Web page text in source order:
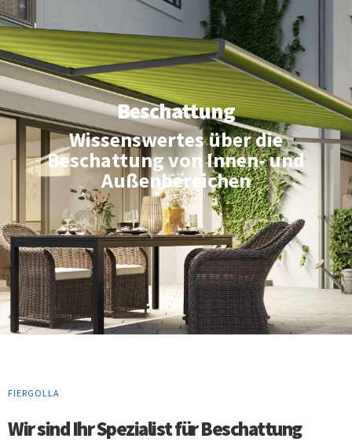
Beschattung
Wissenswertes über die
Beschattung von Innen- und
Außenbereichen
FIERGOLLA
Wir sind Ihr Spezialist für Beschattung